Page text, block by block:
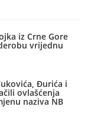
iz Crne Gore
vrijednu
Đurića i
ovlašćenja
naziva NB